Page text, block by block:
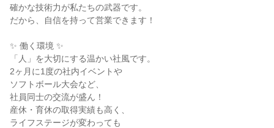
確かな技術力が私たちの武器です。
だから、自信を持って営業できます！
✨ 働く環境 ✨
「人」を大切にする温かい社風です。
2ヶ月に1度の社内イベントや
ソフトボール大会など、
社員同士の交流が盛ん！
産休・育休の取得実績も高く、
ライフステージが変わっても